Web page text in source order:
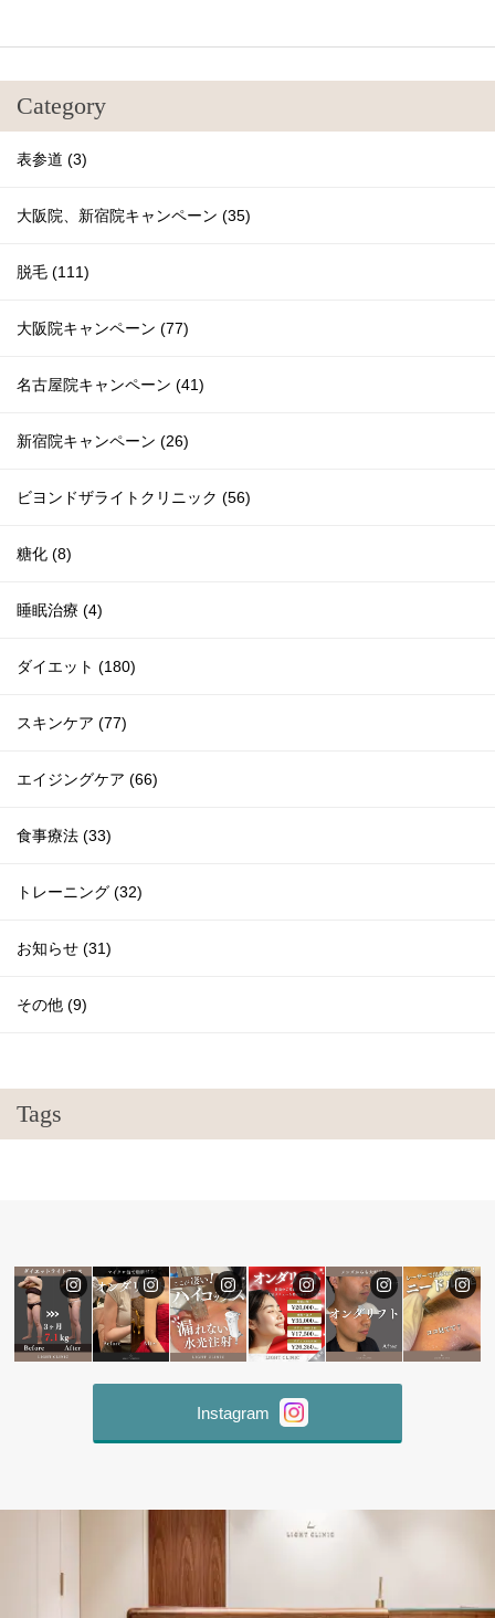
Category
表参道 (3)
大阪院、新宿院キャンペーン (35)
脱毛 (111)
大阪院キャンペーン (77)
名古屋院キャンペーン (41)
新宿院キャンペーン (26)
ビヨンドザライトクリニック (56)
糖化 (8)
睡眠治療 (4)
ダイエット (180)
スキンケア (77)
エイジングケア (66)
食事療法 (33)
トレーニング (32)
お知らせ (31)
その他 (9)
Tags
Instagram